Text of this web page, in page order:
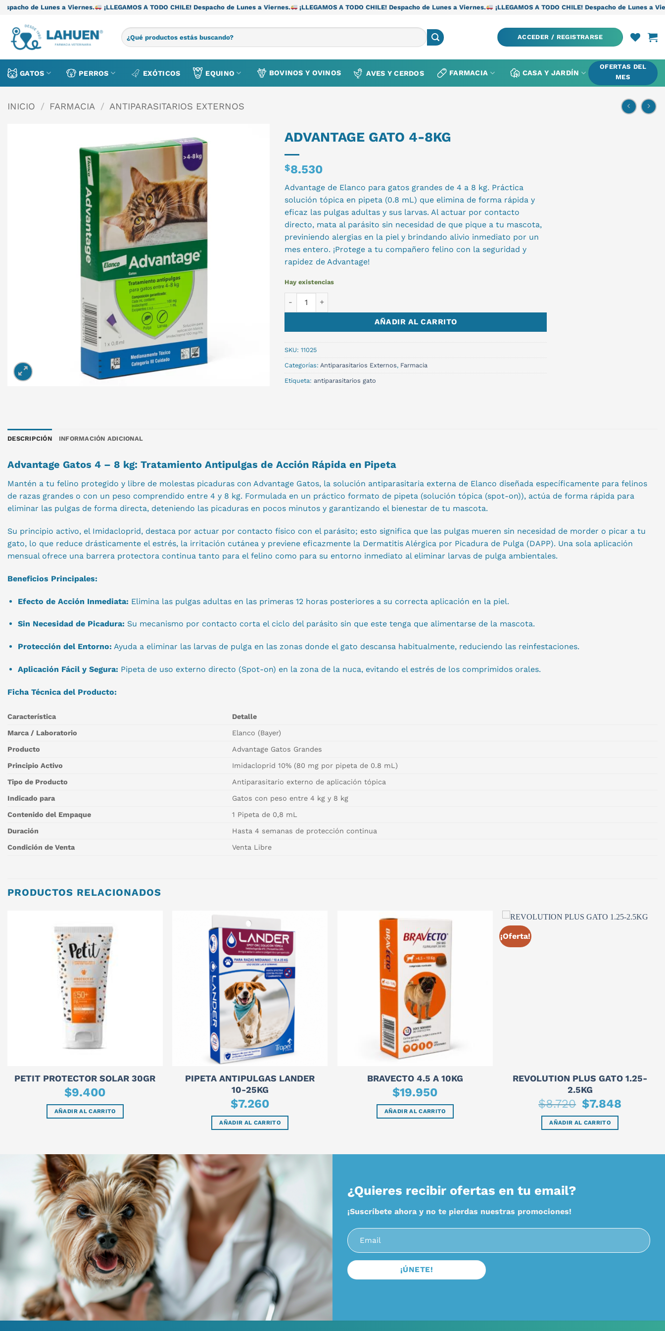
Saltar
contenido
a Viernes. ¡LLEGAMOS A TODO CHILE! Despacho de Lunes a Viernes. ¡LLEGAMOS A TODO CHILE! Despacho de Lunes a Viernes. ¡LLEGAMOS A TODO CHILE! Despacho de Lunes a Viernes.
Buscar
por:
ACCEDER / REGISTRARSE
GATOS PERROS EXÓTICOS EQUINO BOVINOS Y OVINOS AVES Y CERDOS FARMACIA CASA Y JARDÍN
OFERTAS DEL
MES
INICIO / FARMACIA / ANTIPARASITARIOS EXTERNOS
ADVANTAGE GATO 4-8KG
$8.530
Advantage de Elanco para gatos grandes de 4 a 8 kg. Práctica
solución tópica en pipeta (0.8 mL) que elimina de forma rápida y
eficaz las pulgas adultas y sus larvas. Al actuar por contacto
directo, mata al parásito sin necesidad de que pique a tu mascota,
previniendo alergias en la piel y brindando alivio inmediato por un
mes entero. ¡Protege a tu compañero felino con la seguridad y
rapidez de Advantage!
Hay existencias
AÑADIR AL CARRITO
SKU: 11025
Categorías: Antiparasitarios Externos, Farmacia
Etiqueta: antiparasitarios gato
DESCRIPCIÓN INFORMACIÓN ADICIONAL
Advantage Gatos 4 – 8 kg: Tratamiento Antipulgas de Acción Rápida en Pipeta
Mantén a tu felino protegido y libre de molestas picaduras con Advantage Gatos, la solución antiparasitaria externa de Elanco diseñada específicamente para felinos
de razas grandes o con un peso comprendido entre 4 y 8 kg. Formulada en un práctico formato de pipeta (solución tópica (spot-on)), actúa de forma rápida para
eliminar las pulgas de forma directa, deteniendo las picaduras en pocos minutos y garantizando el bienestar de tu mascota.
Su principio activo, el Imidacloprid, destaca por actuar por contacto físico con el parásito; esto significa que las pulgas mueren sin necesidad de morder o picar a tu
gato, lo que reduce drásticamente el estrés, la irritación cutánea y previene eficazmente la Dermatitis Alérgica por Picadura de Pulga (DAPP). Una sola aplicación
mensual ofrece una barrera protectora continua tanto para el felino como para su entorno inmediato al eliminar larvas de pulga ambientales.
Beneficios Principales:
Efecto de Acción Inmediata: Elimina las pulgas adultas en las primeras 12 horas posteriores a su correcta aplicación en la piel.
Sin Necesidad de Picadura: Su mecanismo por contacto corta el ciclo del parásito sin que este tenga que alimentarse de la mascota.
Protección del Entorno: Ayuda a eliminar las larvas de pulga en las zonas donde el gato descansa habitualmente, reduciendo las reinfestaciones.
Aplicación Fácil y Segura: Pipeta de uso externo directo (Spot-on) en la zona de la nuca, evitando el estrés de los comprimidos orales.
Ficha Técnica del Producto:
Característica Detalle
Marca / Laboratorio Elanco (Bayer)
Producto Advantage Gatos Grandes
Principio Activo Imidacloprid 10% (80 mg por pipeta de 0.8 mL)
Tipo de Producto Antiparasitario externo de aplicación tópica
Indicado para Gatos con peso entre 4 kg y 8 kg
Contenido del Empaque 1 Pipeta de 0,8 mL
Duración Hasta 4 semanas de protección continua
Condición de Venta Venta Libre
PRODUCTOS RELACIONADOS
PETIT PROTECTOR SOLAR 30GR
$9.400
AÑADIR AL CARRITO
PIPETA ANTIPULGAS LANDER
10-25KG
$7.260
AÑADIR AL CARRITO
BRAVECTO 4.5 A 10KG
$19.950
AÑADIR AL CARRITO
¡Oferta!
REVOLUTION PLUS GATO 1.25-
2.5KG
$8.720
El
precio
original
era:
$8.720.
$7.848
AÑADIR AL CARRITO
¿Quieres recibir ofertas en tu email?
¡Suscríbete ahora y no te pierdas nuestras promociones!